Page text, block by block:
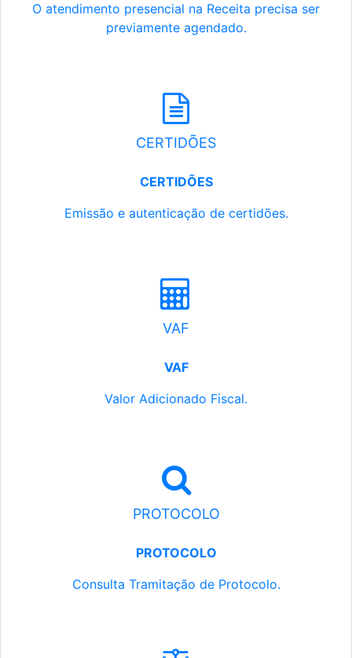
O atendimento presencial na Receita precisa ser
previamente agendado.
CERTIDÕES
CERTIDÕES
Emissão e autenticação de certidões.
VAF
VAF
Valor Adicionado Fiscal.
PROTOCOLO
PROTOCOLO
Consulta Tramitação de Protocolo.